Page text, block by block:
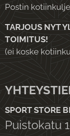
Postin
TARJOUS NYT
TOIMITUS!
(ei koske
SPORT STORE
Puistokatu